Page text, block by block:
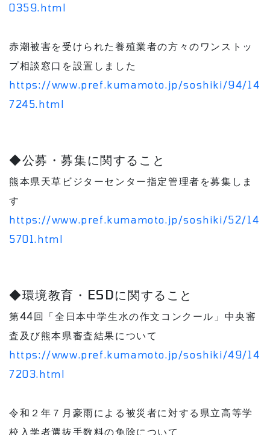
0359.html
赤潮被害を受けられた養殖業者の方々のワンストッ
プ相談窓口を設置しました
https://www.pref.kumamoto.jp/soshiki/94/14
7245.html
◆公募・募集に関すること
熊本県天草ビジターセンター指定管理者を募集しま
す
https://www.pref.kumamoto.jp/soshiki/52/14
5701.html
◆環境教育・ESDに関すること
第44回「全日本中学生水の作文コンクール」中央審
査及び熊本県審査結果について
https://www.pref.kumamoto.jp/soshiki/49/14
7203.html
令和２年７月豪雨による被災者に対する県立高等学
校入学者選抜手数料の免除について